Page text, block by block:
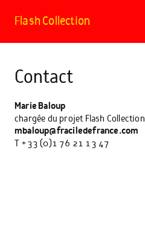
Flash Collection
Contact
Marie Baloup
chargée du projet Flash Collection
mbaloup@fraciledefrance.com
T +33 (0)1 76 21 13 47